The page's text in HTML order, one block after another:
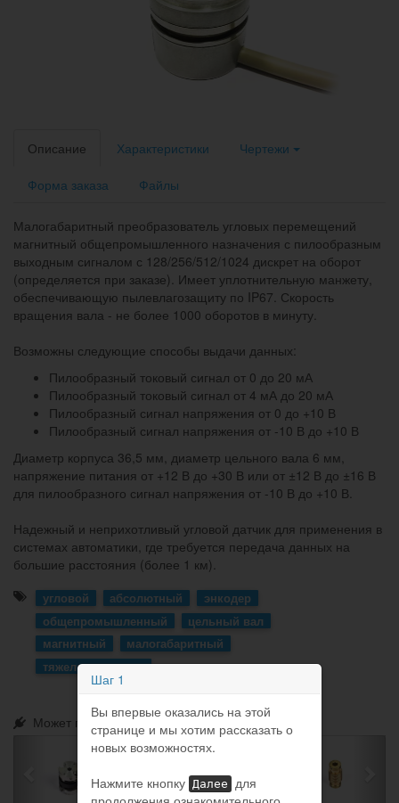
Описание Характеристики Чертежи
Форма заказа Файлы
Малогабаритный преобразователь угловых перемещений
магнитный общепромышленного назначения с пилообразным
выходным сигналом с 128/256/512/1024 дискрет на оборот
(определяется при заказе). Имеет уплотнительную манжету,
обеспечивающую пылевлагозащиту по IP67. Скорость
вращения вала - не более 1000 оборотов в минуту.
Возможны следующие способы выдачи данных:
Пилообразный токовый сигнал от 0 до 20 мА
Пилообразный токовый сигнал от 4 мА до 20 мА
Пилообразный сигнал напряжения от 0 до +10 В
Пилообразный сигнал напряжения от -10 В до +10 В
Диаметр корпуса 36,5 мм, диаметр цельного вала 6 мм,
напряжение питания от +12 В до +30 В или от ±12 В до ±16 В
для пилообразного сигнал напряжения от -10 В до +10 В.
Надежный и неприхотливый угловой датчик для применения в
системах автоматики, где требуется передача данных на
большие расстояния (более 1 км).
угловой абсолютный
энкодер
общепромышленный
цельный вал
магнитный
малогабаритный
тяжелые условия
Может понадобиться:
Шаг 1
Вы впервые оказались на этой
странице и мы хотим рассказать о
новых возможностях.
Нажмите кнопку Далее для